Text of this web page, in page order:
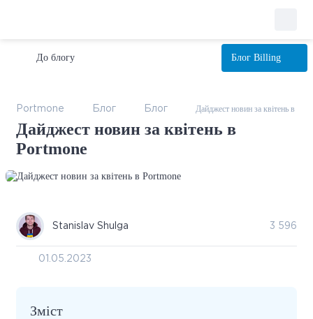
До блогу Блог Billing
Portmone Блог Блог Дайджест новин за квітень в
Дайджест новин за квітень в
Portmone
Stanislav Shulga 3 596
01.05.2023
Зміст